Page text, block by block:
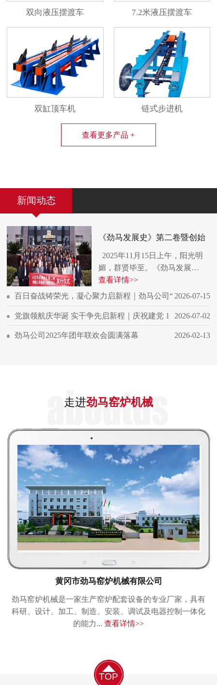
双向液压摆渡车 7.2米液压摆渡车
双缸顶车机 链式步进机
查看更多产品 +
新闻动态
《劲马发展史》第二卷暨创始
2025年11月15日上午，阳光明
媚，群贤毕至。《劲马发展…
查看详情>>
2026-07-15
百日奋战铸荣光，凝心聚力启新程｜劲马公司“
2026-07-02
党旗领航庆华诞 实干争先启新程｜庆祝建党 1
2026-02-13
劲马公司2025年团年联欢会圆满落幕
走进劲马窑炉机械
黄冈市劲马窑炉机械有限公司
劲马窑炉机械是一家生产窑炉配套设备的专业厂家，具有
科研、设计、加工、制造、安装、调试及电器控制一体化
的能力... 查看详情>>
TOP